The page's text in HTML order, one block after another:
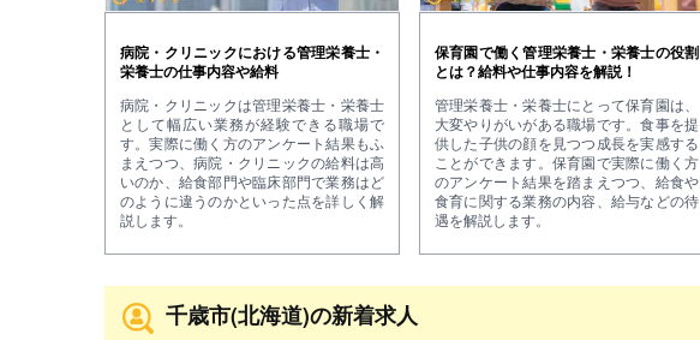
病院・クリニックにおける管理栄養士・
栄養士の仕事内容や給料
病院・クリニックは管理栄養士・栄養士
として幅広い業務が経験できる職場で
す。実際に働く方のアンケート結果もふ
まえつつ、病院・クリニックの給料は高
いのか、給食部門や臨床部門で業務はど
のように違うのかといった点を詳しく解
説します。
保育園で働く管理栄養士・栄養士の役割
とは？給料や仕事内容を解説！
管理栄養士・栄養士にとって保育園は、
大変やりがいがある職場です。食事を提
供した子供の顔を見つつ成長を実感する
ことができます。保育園で実際に働く方
のアンケート結果を踏まえつつ、給食や
食育に関する業務の内容、給与などの待
遇を解説します。
千歳市(北海道)の新着求人